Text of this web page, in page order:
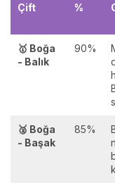
Çift %
🥇 Boğa
- Balık
90%
🥈 Boğa
- Başak
85%